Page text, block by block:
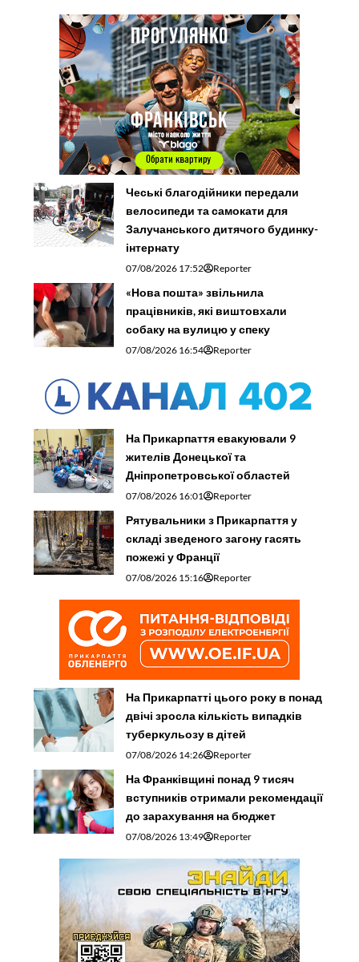
Чеські благодійники передали
велосипеди та самокати для
Залучанського дитячого будинку-
інтернату
07/08/2026 17:52 Reporter
«Нова пошта» звільнила
працівників, які виштовхали
собаку на вулицю у спеку
07/08/2026 16:54 Reporter
На Прикарпаття евакуювали 9
жителів Донецької та
Дніпропетровської областей
07/08/2026 16:01 Reporter
Рятувальники з Прикарпаття у
складі зведеного загону гасять
пожежі у Франції
07/08/2026 15:16 Reporter
На Прикарпатті цього року в понад
двічі зросла кількість випадків
туберкульозу в дітей
07/08/2026 14:26 Reporter
На Франківщині понад 9 тисяч
вступників отримали рекомендації
до зарахування на бюджет
07/08/2026 13:49 Reporter